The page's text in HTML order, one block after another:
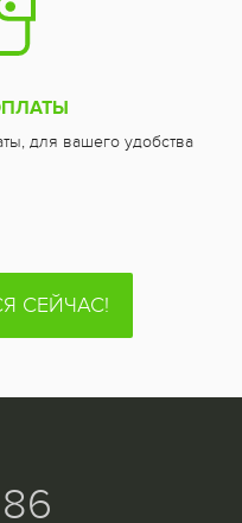
для вашего удобства
СЕЙЧАС!